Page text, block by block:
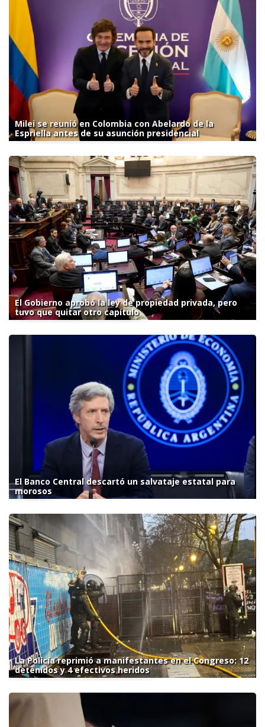
Milei se reunió en Colombia con Abelardo de la
Espriella antes de su asunción presidencial
El Gobierno aprobó la ley de propiedad privada, pero
tuvo que quitar otro capítulo
El Banco Central descartó un salvataje estatal para
morosos
La Policía reprimió a manifestantes en el Congreso: 12
detenidos y 4 efectivos heridos